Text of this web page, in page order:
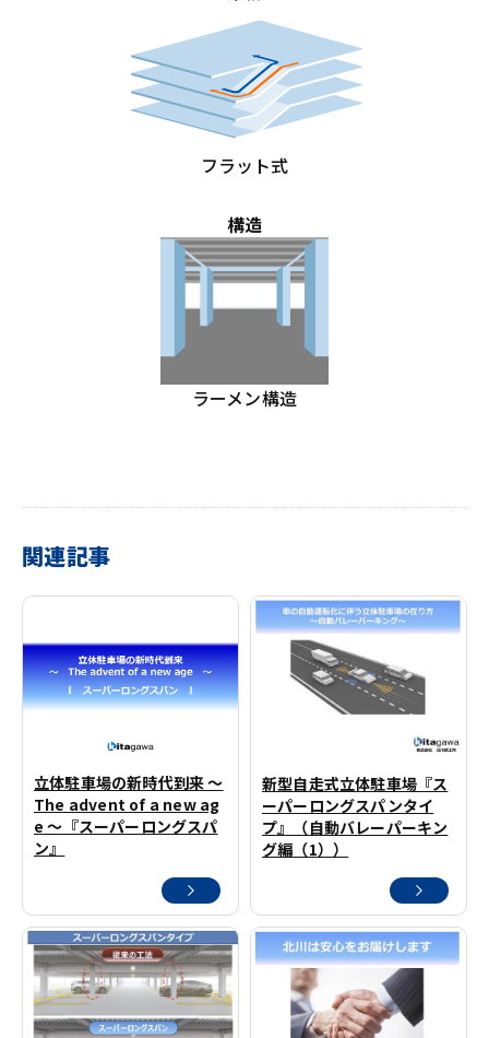
フラット式
構造
ラーメン構造
関連記事
立体駐車場の新時代到来 ～
The advent of a new ag
e ～『スーパーロングスパ
ン』
新型自走式立体駐車場『ス
ーパーロングスパンタイ
プ』（自動バレーパーキン
グ編（1））